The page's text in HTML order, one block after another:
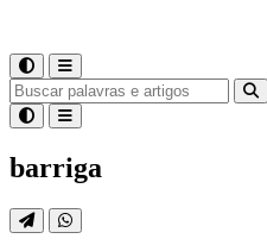
barriga